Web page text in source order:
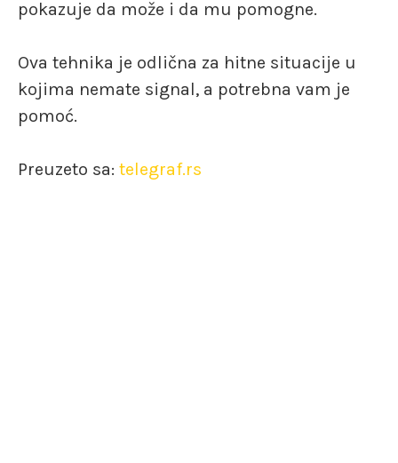
pokazuje da može i da mu pomogne.
Ova tehnika je odlična za hitne situacije u
kojima nemate signal, a potrebna vam je
pomoć.
Preuzeto sa: telegraf.rs